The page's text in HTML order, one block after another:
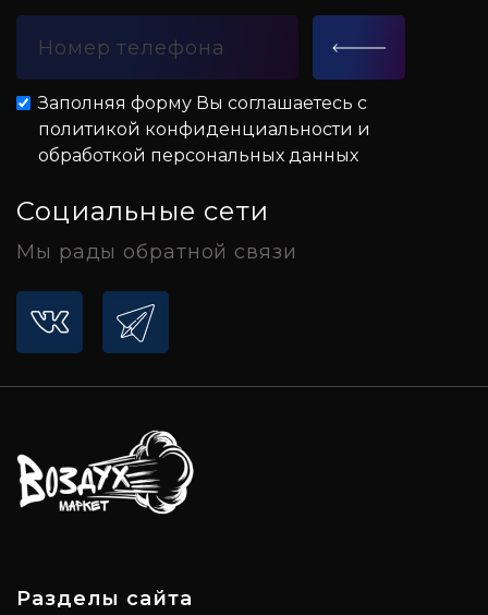
Заполняя форму Вы соглашаетесь с
политикой конфиденциальности и
обработкой персональных данных
Социальные сети
Мы рады обратной связи
Разделы сайта